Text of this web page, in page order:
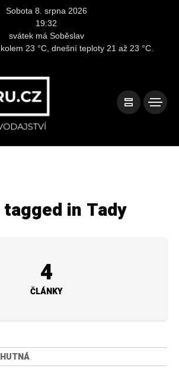
Sobota 8. srpna 2026
19:32
svátek má Soběslav
23 °C, dnešní teploty 21 až 23 °C.
in Tady
4
ČLÁNKY